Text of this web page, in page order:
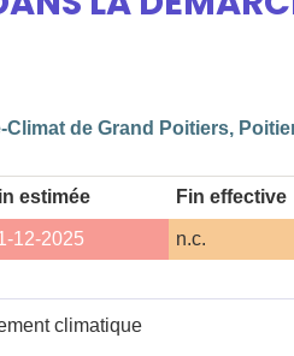
de Grand Poitiers,
estimée Fin effective
12-2025 n.c.
climatique